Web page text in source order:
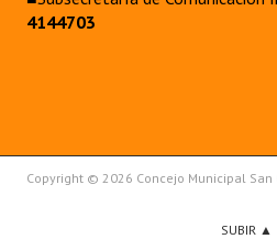
4144703
Copyright © 2026 Concejo Municipal San
SUBIR ▲